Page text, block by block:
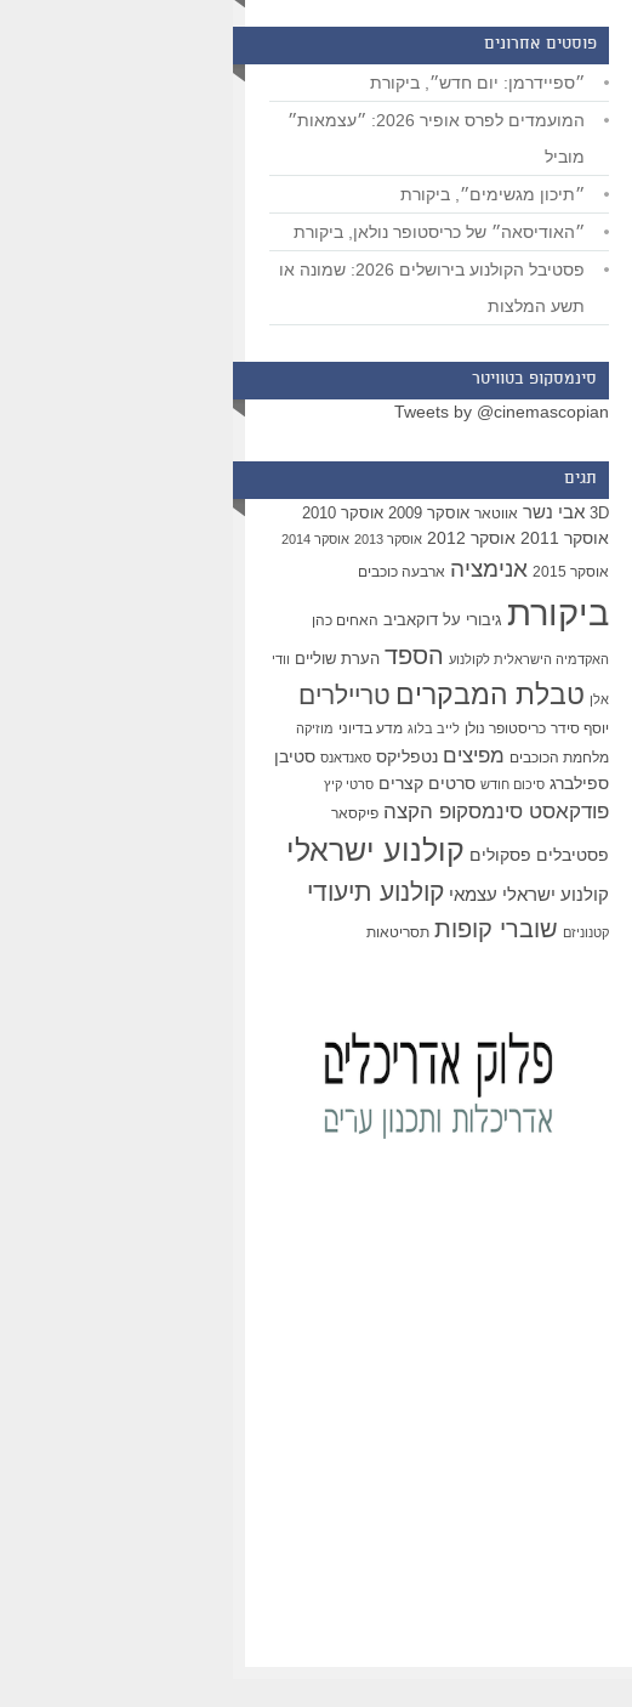
פוסטים אחרונים
״ספיידרמן: יום חדש״, ביקורת
המועמדים לפרס אופיר 2026: ״עצמאות״
מוביל
״תיכון מגשימים״, ביקורת
״האודיסאה״ של כריסטופר נולאן, ביקורת
פסטיבל הקולנוע בירושלים 2026: שמונה או
תשע המלצות
סינמסקופ בטוויטר
Tweets by @cinemascopian
תגים
3D אבי נשר אווטאר אוסקר 2009 אוסקר 2010
אוסקר 2011 אוסקר 2012 אוסקר 2013 אוסקר 2014
אוסקר 2015 אנימציה ארבעה כוכבים
ביקורת גיבורי על דוקאביב האחים כהן
האקדמיה הישראלית לקולנוע הספד הערת שוליים וודי
אלן טבלת המבקרים טריילרים
יוסף סידר כריסטופר נולן לייב בלוג מדע בדיוני מוזיקה
מלחמת הכוכבים מפיצים נטפליקס סאנדאנס סטיבן
ספילברג סיכום חודש סרטים קצרים סרטי קיץ
פודקאסט סינמסקופ הקצה פיקסאר
פסטיבלים פסקולים קולנוע ישראלי
קולנוע ישראלי עצמאי קולנוע תיעודי
קטנוניזם שוברי קופות תסריטאות